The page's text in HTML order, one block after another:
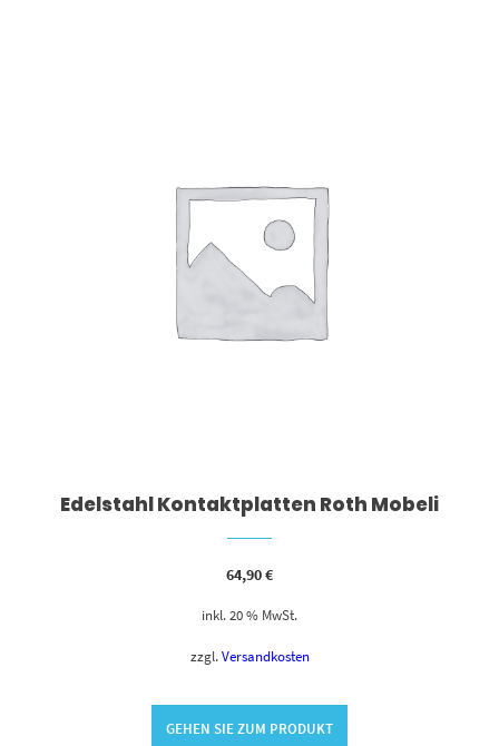
Edelstahl Kontaktplatten Roth Mobeli
64,90€
inkl. 20 % MwSt.
zzgl. Versandkosten
GEHEN SIE ZUM PRODUKT